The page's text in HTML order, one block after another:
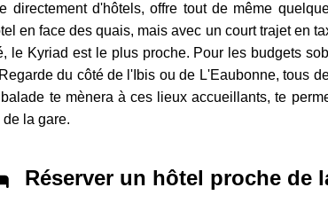
directement d'hôtels, offre tout de même
en face des quais, mais avec un court trajet en
le Kyriad est le plus proche. Pour les budgets
du côté de l'Ibis ou de L'Eaubonne, tous
te mènera à ces lieux accueillants, te
la gare.
Réserver un hôtel proche de